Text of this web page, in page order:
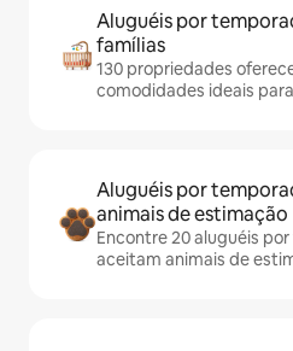
Aluguéis por
famílias
130 propriedades
comodidades ideais
Aluguéis por
animais de estimação
Encontre 20 aluguéis
aceitam animais de